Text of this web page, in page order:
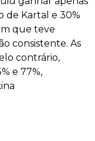
de Kartal e 30%
que teve
consistente. As
contrário,
e 77%,